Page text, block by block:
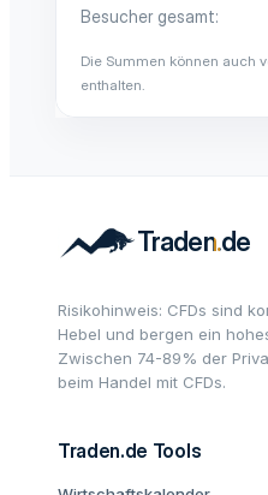
Besucher gesamt
Die Summen können auch
enthalten.
Risikohinweis: CFDs sind
Hebel und bergen ein
Zwischen 74-89% der
beim Handel mit CFDs.
Traden.de Tools